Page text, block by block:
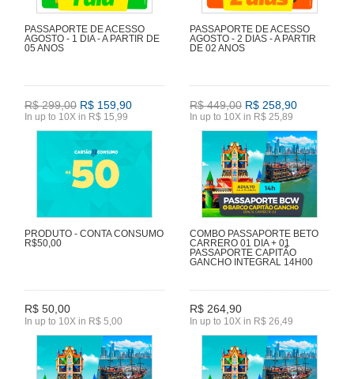
PASSAPORTE DE ACESSO
AGOSTO - 1 DIA - A PARTIR DE
05 ANOS
R$ 299,00 R$ 159,90
In up to 10X in R$ 15,99
PASSAPORTE DE ACESSO
AGOSTO - 2 DIAS - A PARTIR
DE 02 ANOS
R$ 449,00 R$ 258,90
In up to 10X in R$ 25,89
PRODUTO - CONTA CONSUMO
R$50,00
R$ 50,00
In up to 10X in R$ 5,00
COMBO PASSAPORTE BETO
CARRERO 01 DIA + 01
PASSAPORTE CAPITÃO
GANCHO INTEGRAL 14H00
R$ 264,90
In up to 10X in R$ 26,49